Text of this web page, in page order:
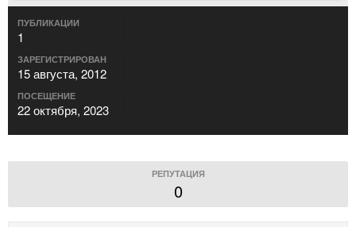
ПУБЛИКАЦИИ
1
ЗАРЕГИСТРИРОВАН
15 августа, 2012
ПОСЕЩЕНИЕ
22 октября, 2023
РЕПУТАЦИЯ
0